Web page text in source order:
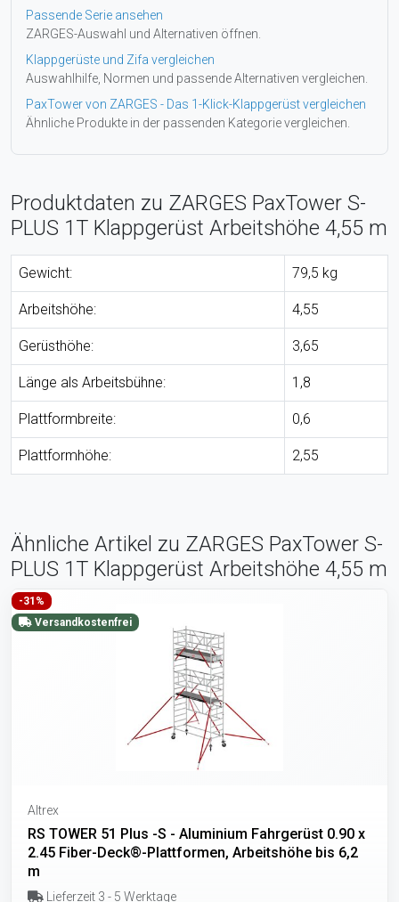
Passende Serie ansehen
ZARGES-Auswahl und Alternativen öffnen.
Klappgerüste und Zifa vergleichen
Auswahlhilfe, Normen und passende Alternativen vergleichen.
PaxTower von ZARGES - Das 1-Klick-Klappgerüst vergleichen
Ähnliche Produkte in der passenden Kategorie vergleichen.
Produktdaten zu ZARGES PaxTower S-
PLUS 1T Klappgerüst Arbeitshöhe 4,55 m
Gewicht: 79,5 kg
Arbeitshöhe: 4,55
Gerüsthöhe: 3,65
Länge als Arbeitsbühne: 1,8
Plattformbreite: 0,6
Plattformhöhe: 2,55
Ähnliche Artikel zu ZARGES PaxTower S-
PLUS 1T Klappgerüst Arbeitshöhe 4,55 m
-31%
Versandkostenfrei
Altrex
RS TOWER 51 Plus -S - Aluminium Fahrgerüst 0.90 x
2.45 Fiber-Deck®-Plattformen, Arbeitshöhe bis 6,2
m
Lieferzeit 3 - 5 Werktage